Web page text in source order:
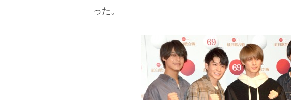
った。